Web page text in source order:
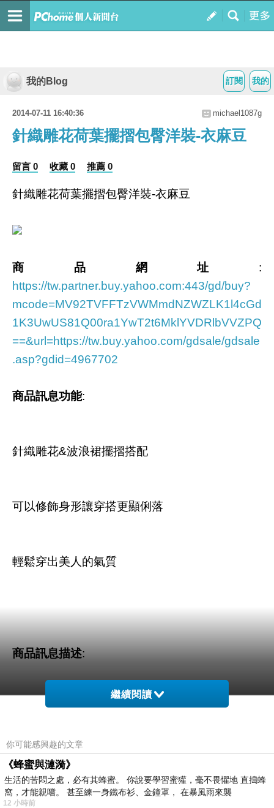
我的
訂閱
我的Blog
2014-07-11 16:40:36 michael1087g
針織雕花荷葉擺摺包臀洋裝-衣麻豆
留言 0 收藏 0 推薦 0
針織雕花荷葉擺摺包臀洋裝-衣麻豆
商品網址 :
https://tw.partner.buy.yahoo.com:443/gd/buy?
mcode=MV92TVFFTzVWMmdNZWZLK1l4cGd
1K3UwUS81Q00ra1YwT2t6MklYVDRlbVVZPQ
==&url=https://tw.buy.yahoo.com/gdsale/gdsale
.asp?gdid=4967702
商品訊息功能:
針織雕花&波浪裙擺摺搭配
可以修飾身形讓穿搭更顯俐落
輕鬆穿出美人的氣質
商品訊息描述:
繼續閱讀
你可能感興趣的文章
《蜂蜜與漣漪》
生活的苦悶之處，必有其蜂蜜。 你說要學習蜜獾，毫不畏懼地 直搗蜂
窩，才能親嚐。 甚至練一身鐵布衫、金鐘罩， 在暴風雨來襲
12 小時前